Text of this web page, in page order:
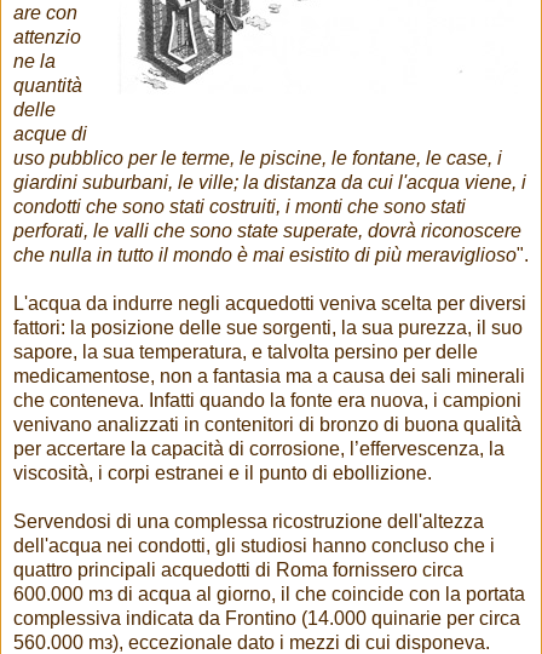
are con
attenzio
ne la
quantità
delle
acque di
uso pubblico per le terme, le piscine, le fontane, le case, i
giardini suburbani, le ville; la distanza da cui l'acqua viene, i
condotti che sono stati costruiti, i monti che sono stati
perforati, le valli che sono state superate, dovrà riconoscere
che nulla in tutto il mondo è mai esistito di più meraviglioso".
L'acqua da indurre negli acquedotti veniva scelta per diversi
fattori: la posizione delle sue sorgenti, la sua purezza, il suo
sapore, la sua temperatura, e talvolta persino per delle
medicamentose, non a fantasia ma a causa dei sali minerali
che conteneva. Infatti quando la fonte era nuova, i campioni
venivano analizzati in contenitori di bronzo di buona qualità
per accertare la capacità di corrosione, l’effervescenza, la
viscosità, i corpi estranei e il punto di ebollizione.
Servendosi di una complessa ricostruzione dell'altezza
dell'acqua nei condotti, gli studiosi hanno concluso che і
quattro principali acquedotti di Roma fornissero circa
600.000 mз di acqua al giorno, il che coincide con la portata
complessiva indicata da Frontino (14.000 quinarie per circa
560.000 mз), eccezionale dato i mezzi di cui disponeva.